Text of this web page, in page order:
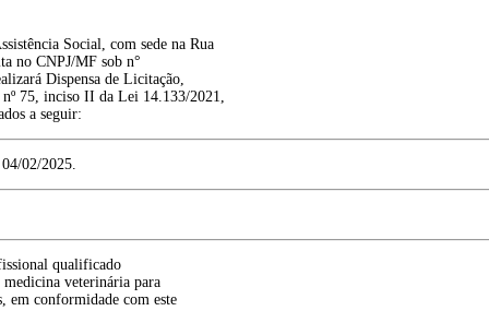
Social, com sede na Rua
no CNPJ/MF sob n°
Dispensa de Licitação,
75, inciso II da Lei 14.133/2021,
a seguir:
02/2025.
qualificado
veterinária para
em conformidade com este